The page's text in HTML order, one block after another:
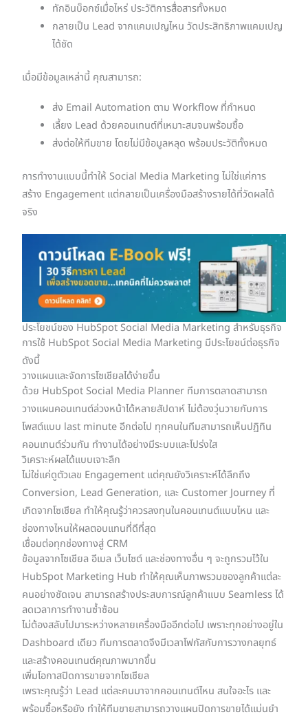
ทักอินบ็อกซ์เมื่อไหร่ ประวัติการสื่อสารทั้งหมด
กลายเป็น Lead จากแคมเปญไหน วัดประสิทธิภาพแคมเปญ
ได้ชัด
เมื่อมีข้อมูลเหล่านี้ คุณสามารถ:
ส่ง Email Automation ตาม Workflow ที่กำหนด
เลี้ยง Lead ด้วยคอนเทนต์ที่เหมาะสมจนพร้อมซื้อ
ส่งต่อให้ทีมขาย โดยไม่มีข้อมูลหลุด พร้อมประวัติทั้งหมด
การทำงานแบบนี้ทำให้ Social Media Marketing ไม่ใช่แค่การ
สร้าง Engagement แต่กลายเป็นเครื่องมือสร้างรายได้ที่วัดผลได้
จริง
ประโยชน์ของ HubSpot Social Media Marketing สำหรับธุรกิจ
การใช้ HubSpot Social Media Marketing มีประโยชน์ต่อธุรกิจ
ดังนี้
วางแผนและจัดการโซเชียลได้ง่ายขึ้น
ด้วย HubSpot Social Media Planner ทีมการตลาดสามารถ
วางแผนคอนเทนต์ล่วงหน้าได้หลายสัปดาห์ ไม่ต้องวุ่นวายกับการ
โพสต์แบบ last minute อีกต่อไป ทุกคนในทีมสามารถเห็นปฏิทิน
คอนเทนต์ร่วมกัน ทำงานได้อย่างมีระบบและโปร่งใส
วิเคราะห์ผลได้แบบเจาะลึก
ไม่ใช่แค่ดูตัวเลข Engagement แต่คุณยังวิเคราะห์ได้ลึกถึง
Conversion, Lead Generation, และ Customer Journey ที่
เกิดจากโซเชียล ทำให้คุณรู้ว่าควรลงทุนในคอนเทนต์แบบไหน และ
ช่องทางไหนให้ผลตอบแทนที่ดีที่สุด
เชื่อมต่อทุกช่องทางสู่ CRM
ข้อมูลจากโซเชียล อีเมล เว็บไซต์ และช่องทางอื่น ๆ จะถูกรวมไว้ใน
HubSpot Marketing Hub ทำให้คุณเห็นภาพรวมของลูกค้าแต่ละ
คนอย่างชัดเจน สามารถสร้างประสบการณ์ลูกค้าแบบ Seamless ได้
ลดเวลาการทำงานซ้ำซ้อน
ไม่ต้องสลับไปมาระหว่างหลายเครื่องมืออีกต่อไป เพราะทุกอย่างอยู่ใน
Dashboard เดียว ทีมการตลาดจึงมีเวลาโฟกัสกับการวางกลยุทธ์
และสร้างคอนเทนต์คุณภาพมากขึ้น
เพิ่มโอกาสปิดการขายจากโซเชียล
เพราะคุณรู้ว่า Lead แต่ละคนมาจากคอนเทนต์ไหน สนใจอะไร และ
พร้อมซื้อหรือยัง ทำให้ทีมขายสามารถวางแผนปิดการขายได้แม่นยำ